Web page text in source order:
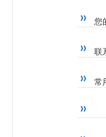
您
联
常